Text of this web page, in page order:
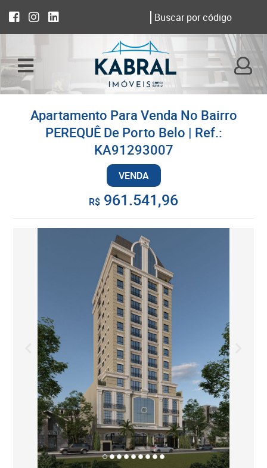
Apartamento Para Venda No Bairro
PEREQUÊ De Porto Belo | Ref.:
KA91293007
VENDA
R$ 961.541,96